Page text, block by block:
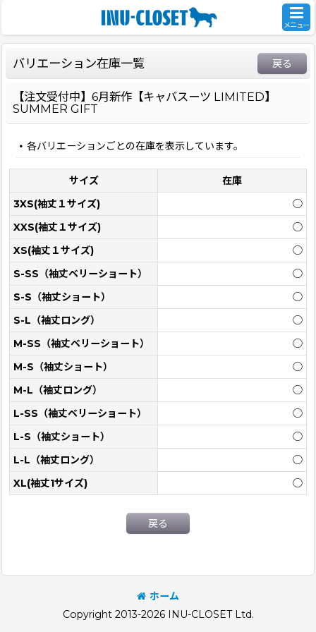
メニュー
バリエーション在庫一覧 戻る
【注文受付中】6月新作【キャバスーツ LIMITED】
SUMMER GIFT
各バリエーションごとの在庫を表示しています。
サイズ
在庫
3XS(袖丈１サイズ)
◯
XXS(袖丈１サイズ)
◯
XS(袖丈１サイズ)
◯
S-SS（袖丈ベリーショート）
◯
S-S（袖丈ショート）
◯
S-L（袖丈ロング）
◯
M-SS（袖丈ベリーショート）
◯
M-S（袖丈ショート）
◯
M-L（袖丈ロング）
◯
L-SS（袖丈ベリーショート）
◯
L-S（袖丈ショート）
◯
L-L（袖丈ロング）
◯
XL(袖丈1サイズ)
◯
戻る
ホーム
Copyright 2013-2026 INU-CLOSET Ltd.